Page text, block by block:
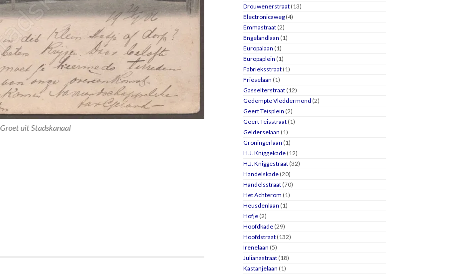
Groet uit Stadskanaal
Drouwenerstraat (13)
Electronicaweg (4)
Emmastraat (2)
Engelandlaan (1)
Europalaan (1)
Europaplein (1)
Fabrieksstraat (1)
Frieselaan (1)
Gasselterstraat (12)
Gedempte Vleddermond (2)
Geert Teisplein (2)
Geert Teisstraat (1)
Gelderselaan (1)
Groningerlaan (1)
H.J. Kniggekade (12)
H.J. Kniggestraat (32)
Handelskade (20)
Handelsstraat (70)
Het Achterom (1)
Heusdenlaan (1)
Hofje (2)
Hoofdkade (29)
Hoofdstraat (132)
Irenelaan (5)
Julianastraat (18)
Kastanjelaan (1)